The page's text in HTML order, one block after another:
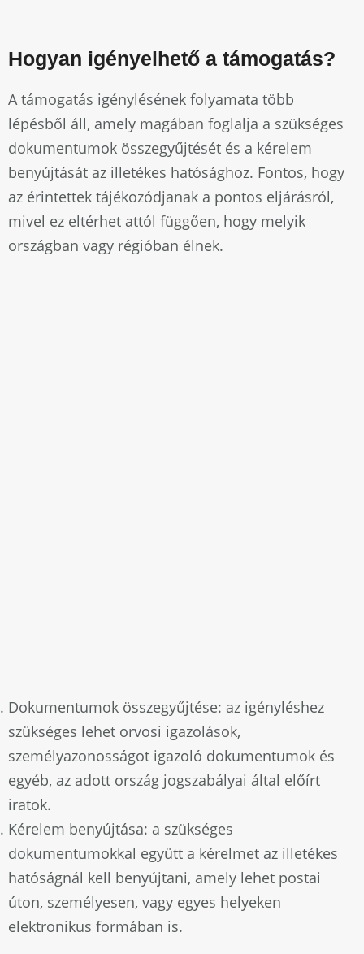
Hogyan igényelhető a támogatás?
A támogatás igénylésének folyamata több
lépésből áll, amely magában foglalja a szükséges
dokumentumok összegyűjtését és a kérelem
benyújtását az illetékes hatósághoz. Fontos, hogy
az érintettek tájékozódjanak a pontos eljárásról,
mivel ez eltérhet attól függően, hogy melyik
országban vagy régióban élnek.
Dokumentumok összegyűjtése: az igényléshez
szükséges lehet orvosi igazolások,
személyazonosságot igazoló dokumentumok és
egyéb, az adott ország jogszabályai által előírt
iratok.
Kérelem benyújtása: a szükséges
dokumentumokkal együtt a kérelmet az illetékes
hatóságnál kell benyújtani, amely lehet postai
úton, személyesen, vagy egyes helyeken
elektronikus formában is.